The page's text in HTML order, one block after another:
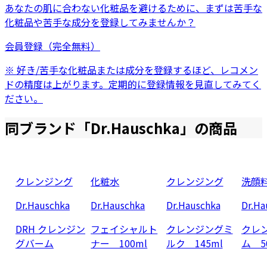
あなたの肌に合わない化粧品を避けるために、まずは苦手な
化粧品や苦手な成分を登録してみませんか？
会員登録（完全無料）
※ 好き/苦手な化粧品または成分を登録するほど、レコメン
ドの精度は上がります。定期的に登録情報を見直してみてく
ださい。
同ブランド「Dr.Hauschka」の商品
クレンジング
Dr.Hauschka
DRH クレンジン
グバーム
化粧水
Dr.Hauschka
フェイシャルト
ナー 100ml
クレンジング
Dr.Hauschka
クレンジングミ
ルク 145ml
洗顔
クレ
ム